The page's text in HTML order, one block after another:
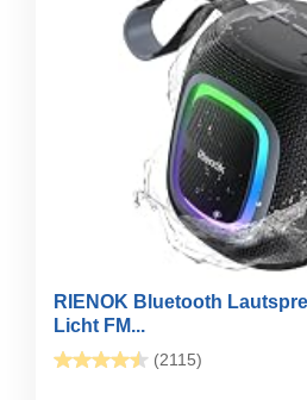
RIENOK Bluetooth
Licht FM...
(2115)